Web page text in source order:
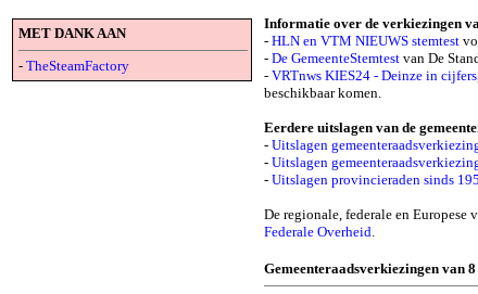
MET DANK AAN
- TheSteamFactory
Informatie over de verkiezingen
- HLN en VTM NIEUWS stemtest
- De GemeenteStemtest van De
- VRTnws KIES24 - Deinze in cijfers
beschikbaar komen.
Eerdere uitslagen van de
- Uitslagen
- Uitslagen
- Uitslagen provincieraden sinds
De regionale, federale en Europese
Federale Overheid.
Gemeenteraadsverkiezingen van